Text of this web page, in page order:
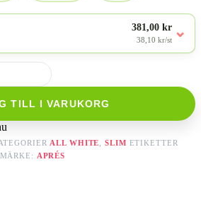
381,00 kr
38,10 kr/st ⌄
TILL I VARUKORG
ALL WHITE ,SLIM ETIKETTER
APRÉS